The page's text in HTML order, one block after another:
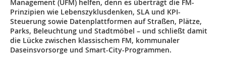
Management (UFM) helfen, denn es überträgt die FM-
Prinzipien wie Lebenszyklusdenken, SLA und KPI-
Steuerung sowie Datenplattformen auf Straßen, Plätze,
Parks, Beleuchtung und Stadtmöbel – und schließt damit
die­ ­Lücke ­zwischen klassischem FM, kommunaler
Daseinsvorsorge und Smart-City-Programmen.